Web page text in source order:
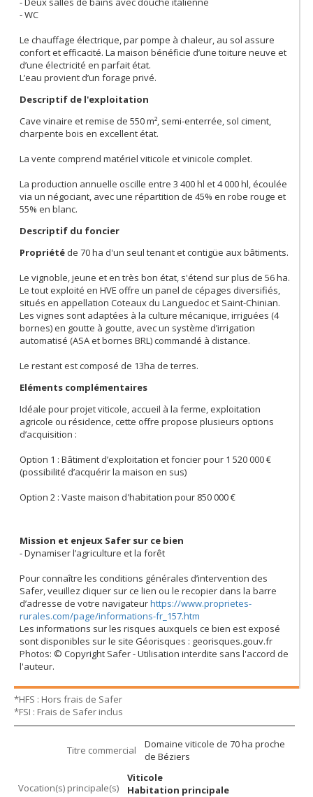
- WC
Le chauffage électrique, par pompe à chaleur, au sol assure
confort et efficacité. La maison bénéficie d’une toiture neuve et
d’une électricité en parfait état.
L’eau provient d’un forage privé.
Descriptif de l'exploitation
Cave vinaire et remise de 550 m², semi-enterrée, sol ciment,
charpente bois en excellent état.
La vente comprend matériel viticole et vinicole complet.
La production annuelle oscille entre 3 400 hl et 4 000 hl, écoulée
via un négociant, avec une répartition de 45% en robe rouge et
55% en blanc.
Descriptif du foncier
Propriété de 70 ha d'un seul tenant et contigüe aux bâtiments.
Le vignoble, jeune et en très bon état, s'étend sur plus de 56 ha.
Le tout exploité en HVE offre un panel de cépages diversifiés,
situés en appellation Coteaux du Languedoc et Saint-Chinian.
Les vignes sont adaptées à la culture mécanique, irriguées (4
bornes) en goutte à goutte, avec un système d’irrigation
automatisé (ASA et bornes BRL) commandé à distance.
Le restant est composé de 13ha de terres.
Eléments complémentaires
Idéale pour projet viticole, accueil à la ferme, exploitation
agricole ou résidence, cette offre propose plusieurs options
d’acquisition :
Option 1 : Bâtiment d’exploitation et foncier pour 1 520 000 €
(possibilité d’acquérir la maison en sus)
Option 2 : Vaste maison d'habitation pour 850 000 €
Mission et enjeux Safer sur ce bien
- Dynamiser l’agriculture et la forêt
Pour connaître les conditions générales d’intervention des
Safer, veuillez cliquer sur ce lien ou le recopier dans la barre
d’adresse de votre navigateurhttps://www.proprietes-
rurales.com/page/informations-fr_157.htm
Les informations sur les risques auxquels ce bien est exposé
sont disponibles sur le site Géorisques : georisques.gouv.fr
Photos: © Copyright Safer - Utilisation interdite sans l'accord de
l'auteur.
*HFS : Hors frais de Safer
*FSI : Frais de Safer inclus
Titre commercial
Domaine viticole de 70 ha proche
de Béziers
Vocation(s) principale(s)
Viticole
Habitation principale